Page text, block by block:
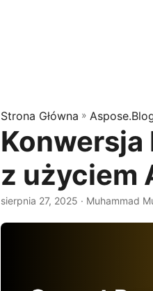
Strona Główna »
Konwersja
z użyciem
sierpnia 27, 2025 · Muhammad